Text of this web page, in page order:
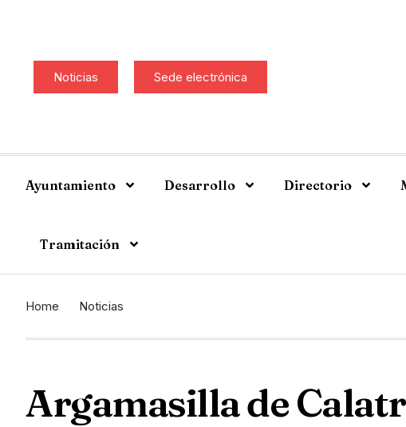
Noticias Sede electrónica
Ayuntamiento Desarrollo Directorio
Tramitación
Home Noticias
Argamasilla de